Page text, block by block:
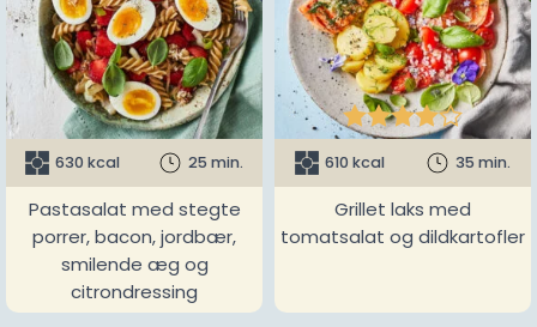
630 kcal 25 min.
Pastasalat med stegte
porrer, bacon, jordbær,
smilende æg og
citrondressing

610 kcal 35 min.
Grillet laks med
tomatsalat og dildkartofler